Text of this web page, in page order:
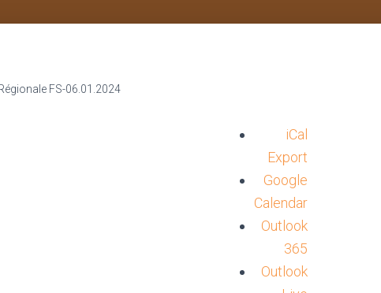
iCal
Export
Google
Calendar
Outlook
365
Outlook